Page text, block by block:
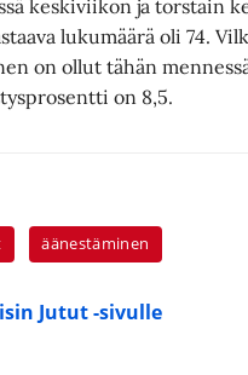
keskiviikon ja torstain
lukumäärä oli 74.
on ollut tähän
on 8,5.
äänestäminen
Jutut -sivulle